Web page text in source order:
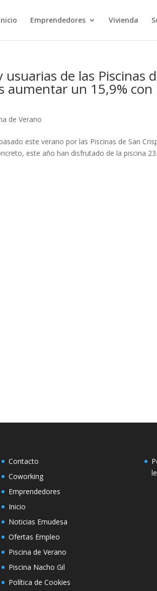
Emprendedores Vivienda
de las Piscinas
aumentar un 15,9%
de Verano
este verano por las Piscinas de San
este año han disfrutado de la piscina
Contacto
Coworking
Emprendedores
Inicio
Noticias Emudesa
Ofertas Empleo
Piscina de Verano
Piscina Nacho Gil
Política de Cookies